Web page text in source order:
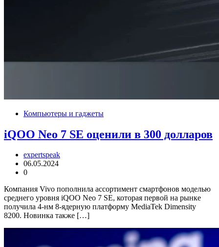
Компьютеры и гаджеты
iQOO Neo 7 SE оценили в 300 долларов
expertspeak
06.05.2024
0
Компания Vivo пополнила ассортимент смартфонов моделью
среднего уровня iQOO Neo 7 SE, которая первой на рынке
получила 4-нм 8-ядерную платформу MediaTek Dimensity
8200. Новинка также […]